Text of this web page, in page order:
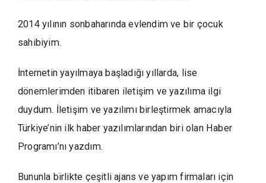
2014 yılının sonbaharında evlendim ve bir çocuk
sahibiyim.
İnternetin yayılmaya başladığı yıllarda, lise
dönemlerimden itibaren iletişim ve yazılıma ilgi
duydum. İletişim ve yazılımı birleştirmek amacıyla
Türkiye’nin ilk haber yazılımlarından biri olan Haber
Programı’nı yazdım.
Bununla birlikte çeşitli ajans ve yapım firmaları için